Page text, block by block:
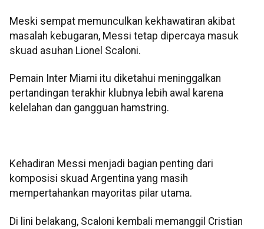
Meski sempat memunculkan kekhawatiran akibat
masalah kebugaran, Messi tetap dipercaya masuk
skuad asuhan Lionel Scaloni.
Pemain Inter Miami itu diketahui meninggalkan
pertandingan terakhir klubnya lebih awal karena
kelelahan dan gangguan hamstring.
Kehadiran Messi menjadi bagian penting dari
komposisi skuad Argentina yang masih
mempertahankan mayoritas pilar utama.
Di lini belakang, Scaloni kembali memanggil Cristian